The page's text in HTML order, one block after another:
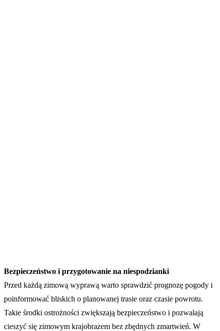
Bezpieczeństwo i przygotowanie na niespodzianki
Przed każdą zimową wyprawą warto sprawdzić prognozę pogody i
poinformować bliskich o planowanej trasie oraz czasie powrotu.
Takie środki ostrożności zwiększają bezpieczeństwo i pozwalają
cieszyć się zimowym krajobrazem bez zbędnych zmartwień. W